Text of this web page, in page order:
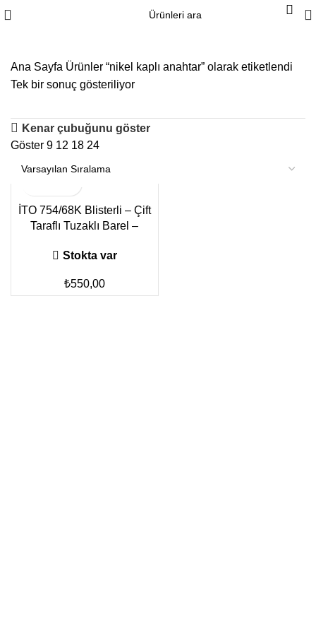
Ana Sayfa Ürünler “nikel kaplı anahtar” olarak etiketlendi
Tek bir sonuç gösteriliyor
Kenar çubuğunu göster
Göster 9 12 18 24
İTO 754/68K Blisterli – Çift
Taraflı Tuzaklı Barel –
Stokta var
₺550,00
1500₺ üzeri siparişlerinizde kargo ücretsiz!